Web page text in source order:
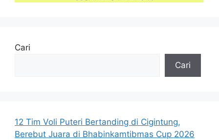
Cari
Cari
12 Tim Voli Puteri Bertanding di Cigintung,
Berebut Juara di Bhabinkamtibmas Cup 2026